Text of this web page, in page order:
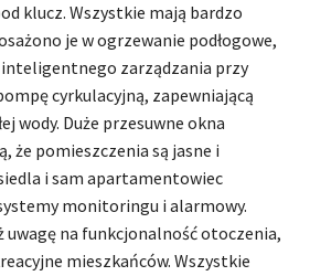
klucz. Wszystkie mają bardzo
je w ogrzewanie podłogowe,
zarządzania przy
cyrkulacyjną, zapewniającą
wody. Duże przesuwne okna
że pomieszczenia są jasne i
i sam apartamentowiec
monitoringu i alarmowy.
uwagę na funkcjonalność otoczenia,
mieszkańców. Wszystkie